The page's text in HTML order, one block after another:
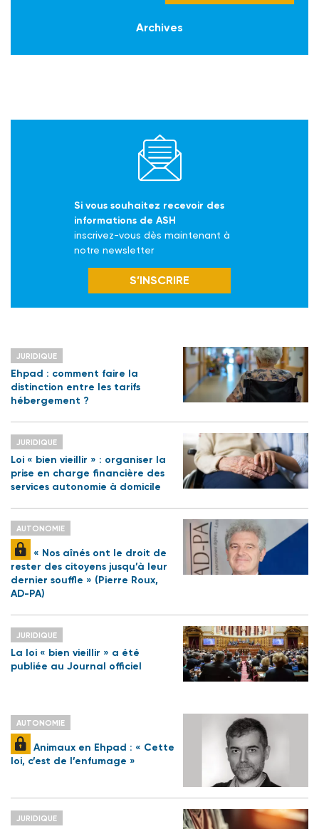
Archives
Si vous souhaitez recevoir des
informations de ASH
inscrivez-vous dès maintenant à
notre newsletter
S’INSCRIRE
JURIDIQUE
Ehpad : comment faire la
distinction entre les tarifs
hébergement ?
JURIDIQUE
Loi « bien vieillir » : organiser la
prise en charge financière des
services autonomie à domicile
AUTONOMIE
« Nos aînés ont le droit de
rester des citoyens jusqu’à leur
dernier souffle » (Pierre Roux,
AD-PA)
JURIDIQUE
La loi « bien vieillir » a été
publiée au Journal officiel
AUTONOMIE
Animaux en Ehpad : « Cette
loi, c’est de l’enfumage »
JURIDIQUE